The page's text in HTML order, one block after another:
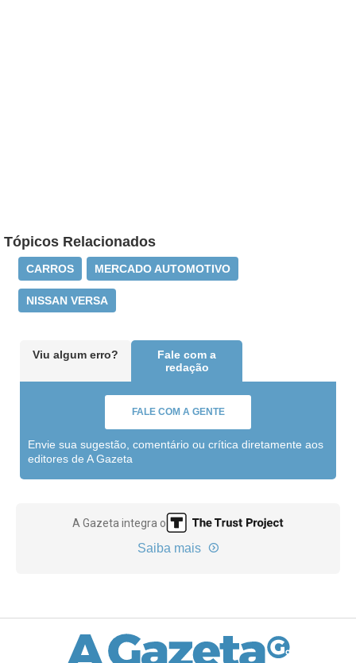
Tópicos Relacionados
CARROS MERCADO AUTOMOTIVO
NISSAN VERSA
Viu algum erro?
Fale com a
redação
FALE COM A GENTE
Envie sua sugestão, comentário ou crítica diretamente aos
editores de A Gazeta
A Gazeta integra o
Saiba mais